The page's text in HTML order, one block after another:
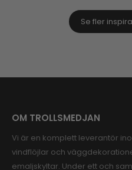
Se fler
OM TROLLSMEDJAN
Vi är en komplett leverantör
vindflöjlar och
emaljskyltar. Under ett och